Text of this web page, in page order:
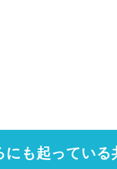
にも起っている